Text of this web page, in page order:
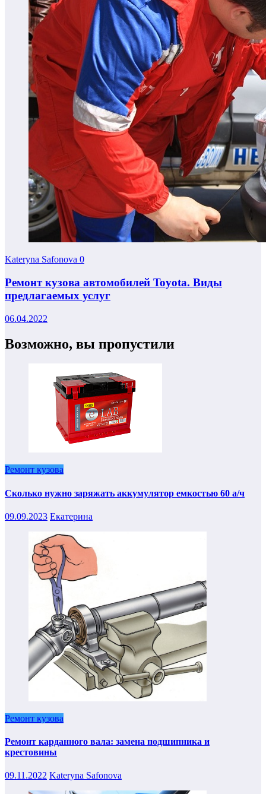
Kateryna Safonova 0
Ремонт кузова автомобилей Toyota. Виды
предлагаемых услуг
06.04.2022
Возможно, вы пропустили
Ремонт кузова
Сколько нужно заряжать аккумулятор емкостью 60 а/ч
09.09.2023 Екатерина
Ремонт кузова
Ремонт карданного вала: замена подшипника и
крестовины
09.11.2022 Kateryna Safonova